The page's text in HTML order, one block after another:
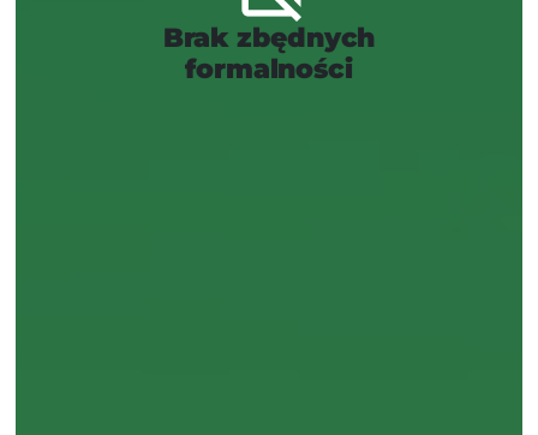
Brak zbędnych
formalności